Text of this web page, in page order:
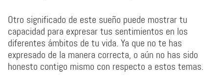
Otro significado de este sueño puede mostrar tu
capacidad para expresar tus sentimientos en los
diferentes ámbitos de tu vida. Ya que no te has
expresado de la manera correcta, o aún no has sido
honesto contigo mismo con respecto a estos temas.